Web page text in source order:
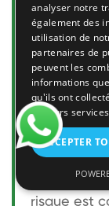
l'homme ?
Le frelon
taille mais
son nid. Sa
celle d'une
une
bénigne.
risque est
analyser notre
également des
utilisation de
partenaires de
peuvent les
informations
qu'ils ont
de leurs
ACCEPTER